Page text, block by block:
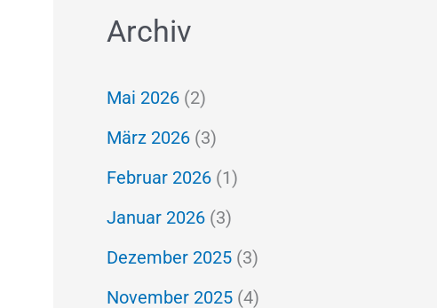
c
e
n
n
a
c
h
Archiv
Mai 2026 (2)
März 2026 (3)
Februar 2026 (1)
Januar 2026 (3)
Dezember 2025 (3)
November 2025 (4)